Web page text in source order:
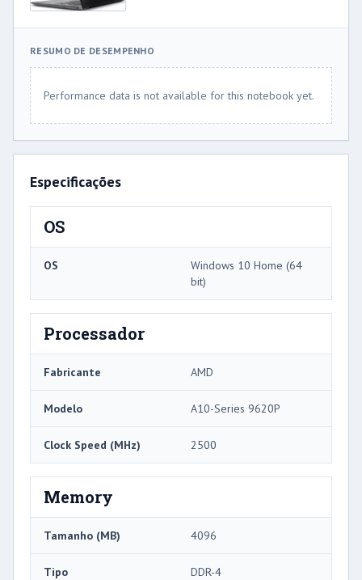
RESUMO DE DESEMPENHO
Performance data is not available for this notebook yet.
Especificações
OS
OS
Windows 10 Home (64
bit)
Processador
Fabricante AMD
Modelo A10-Series 9620P
Clock Speed ​​(MHz) 2500
Memory
Tamanho (MB) 4096
Tipo DDR-4